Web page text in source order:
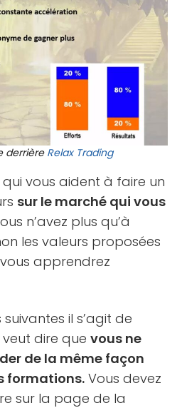
derrière Relax Trading
qui vous aident à faire un
sur le marché qui vous
n’avez plus qu’à
les valeurs proposées
apprendrez
il s’agit de
dire que vous ne
de la même façon
formations. Vous devez
sur la page de la